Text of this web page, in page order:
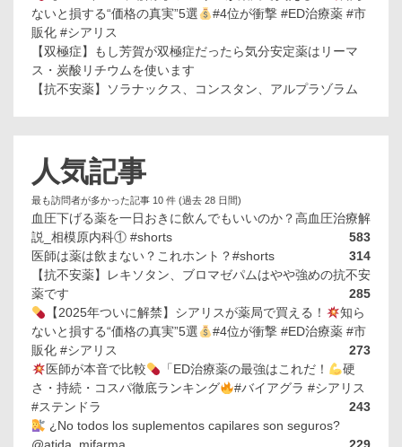
ないと損する“価格の真実”5選
#4位が衝撃 #ED治療薬 #市
販化 #シアリス
【双極症】もし芳賀が双極症だったら気分安定薬はリーマ
ス・炭酸リチウムを使います
【抗不安薬】ソラナックス、コンスタン、アルプラゾラム
人気記事
最も訪問者が多かった記事 10 件 (過去 28 日間)
血圧下げる薬を一日おきに飲んでもいいのか？高血圧治療解
説_相模原内科① #shorts
583
医師は薬は飲まない？これホント？#shorts
314
【抗不安薬】レキソタン、ブロマゼパムはやや強めの抗不安
薬です
285
【2025年ついに解禁】シアリスが薬局で買える！
知ら
ないと損する“価格の真実”5選
#4位が衝撃 #ED治療薬 #市
販化 #シアリス
273
医師が本音で比較
「ED治療薬の最強はこれだ！
硬
さ・持続・コスパ徹底ランキング
#バイアグラ #シアリス
#ステンドラ
243
¿No todos los suplementos capilares son seguros?